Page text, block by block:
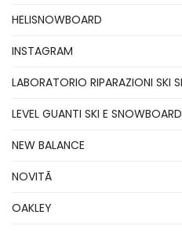
HELISNOWBOARD
INSTAGRAM
LABORATORIO RIPARAZIONI SKI
LEVEL GUANTI SKI E SNOWBOARD
NEW BALANCE
NOVITÃ
OAKLEY